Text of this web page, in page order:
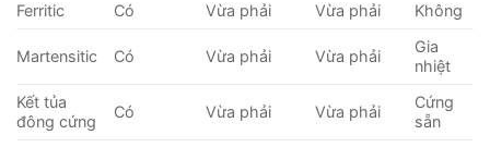
Ferritic
Có Vừa phải Vừa phải Không
Martensitic Có Vừa phải Vừa phải
Gia
nhiệt
Kết tủa
đông cứng
Có Vừa phải Vừa phải
Cứng
sẵn